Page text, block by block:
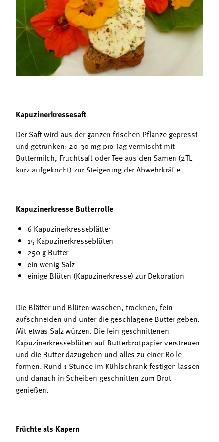
Mitgliedschaft
Landessekretariat
Bäuerliche Buffets
Hofgeschichten
Kapuzinerkressesaft
Der Saft wird aus der ganzen frischen Pflanze gepresst
und getrunken: 20-30 mg pro Tag vermischt mit
Buttermilch, Fruchtsaft oder Tee aus den Samen (2TL
kurz aufgekocht) zur Steigerung der Abwehrkräfte.
Kapuzinerkresse Butterrolle
6 Kapuzinerkresseblätter
15 Kapuzinerkresseblüten
250 g Butter
ein wenig Salz
einige Blüten (Kapuzinerkresse) zur Dekoration
Die Blätter und Blüten waschen, trocknen, fein
aufschneiden und unter die geschlagene Butter geben.
Mit etwas Salz würzen. Die fein geschnittenen
Kapuzinerkresseblüten auf Butterbrotpapier verstreuen
und die Butter dazugeben und alles zu einer Rolle
formen. Rund 1 Stunde im Kühlschrank festigen lassen
und danach in Scheiben geschnitten zum Brot
genießen.
Früchte als Kapern